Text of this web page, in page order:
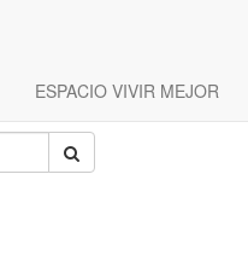
ESPACIO VIVIR MEJOR